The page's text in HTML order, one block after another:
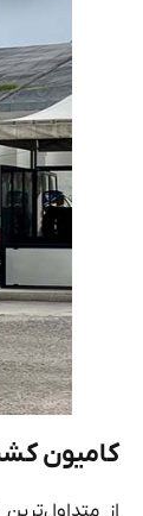
کامیون